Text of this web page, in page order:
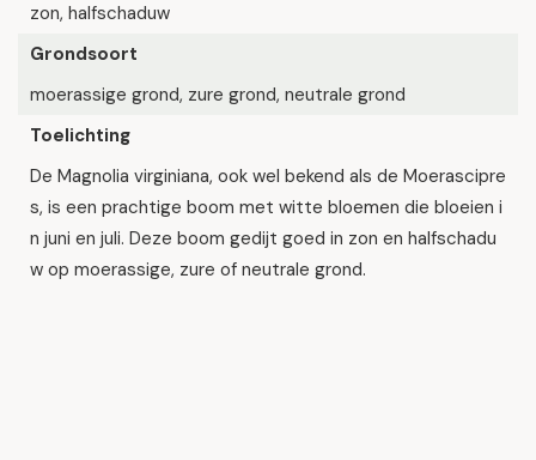
zon, halfschaduw
Grondsoort
moerassige grond, zure grond, neutrale grond
Toelichting
De Magnolia virginiana, ook wel bekend als de Moerascipre
s, is een prachtige boom met witte bloemen die bloeien i
n juni en juli. Deze boom gedijt goed in zon en halfschadu
w op moerassige, zure of neutrale grond.